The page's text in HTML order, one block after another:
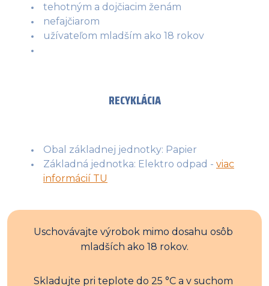
tehotným a dojčiacim ženám
nefajčiarom
užívateľom mladším ako 18 rokov
RECYKLÁCIA
Obal základnej jednotky: Papier
Základná jednotka: Elektro odpad - viac
informácií TU
Uschovávajte výrobok mimo dosahu osôb
mladších ako 18 rokov.
Skladujte pri teplote do 25 °C a v suchom